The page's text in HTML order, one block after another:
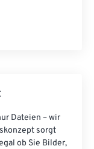
Dateien – wir
sorgt
ob Sie Bilder,